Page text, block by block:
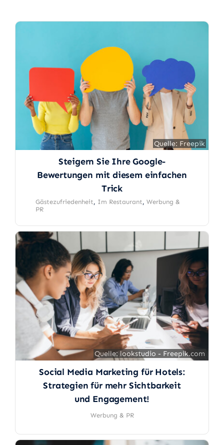
Quelle: Freepik
Steigern Sie Ihre Google-
Bewertungen mit diesem einfachen
Trick
Gästezufriedenheit, Im Restaurant, Werbung &
PR
Quelle: lookstudio - Freepik.com
Social Media Marketing für Hotels:
Strategien für mehr Sichtbarkeit
und Engagement!
Werbung & PR